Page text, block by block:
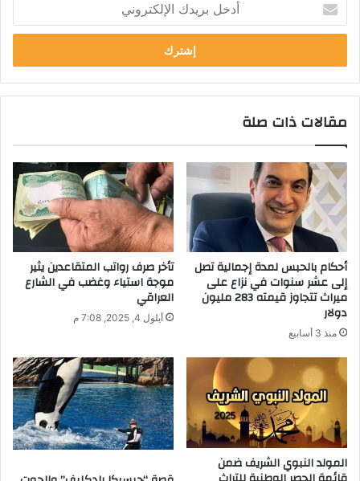
بريدك
الإلكتروني
مقالات ذات صلة
أحكام بالحبس لمدة إجمالية تصل
إلى عشر سنوات في نزاع على
ميراث تتجاوز قيمته 283 مليون
دولار
منذ 3 أسابيع
تأخر صرف رواتب المتقاعدين يثير
موجة استياء وغضب في الشارع
العراقي
أيلول 4, 2025, 7:08 م
المولد النبوي الشريف ضمن